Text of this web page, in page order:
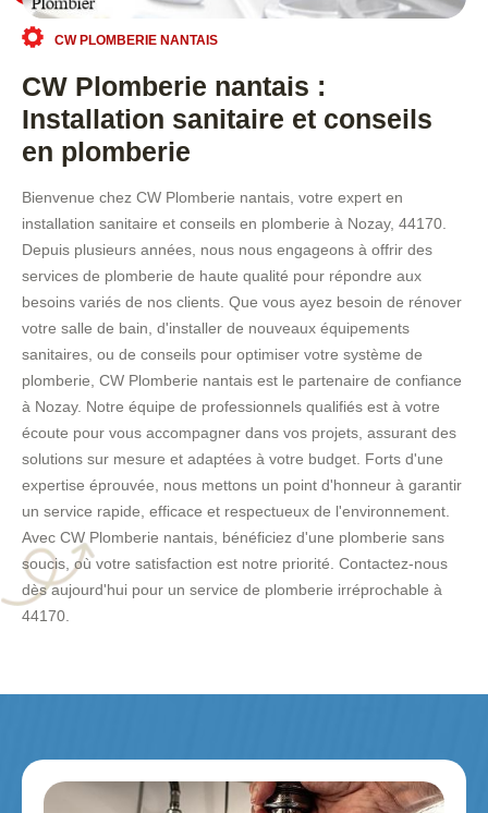
CW PLOMBERIE NANTAIS
CW Plomberie nantais :
Installation sanitaire et conseils
en plomberie
Bienvenue chez CW Plomberie nantais, votre expert en
installation sanitaire et conseils en plomberie à Nozay, 44170.
Depuis plusieurs années, nous nous engageons à offrir des
services de plomberie de haute qualité pour répondre aux
besoins variés de nos clients. Que vous ayez besoin de rénover
votre salle de bain, d'installer de nouveaux équipements
sanitaires, ou de conseils pour optimiser votre système de
plomberie, CW Plomberie nantais est le partenaire de confiance
à Nozay. Notre équipe de professionnels qualifiés est à votre
écoute pour vous accompagner dans vos projets, assurant des
solutions sur mesure et adaptées à votre budget. Forts d'une
expertise éprouvée, nous mettons un point d'honneur à garantir
un service rapide, efficace et respectueux de l'environnement.
Avec CW Plomberie nantais, bénéficiez d'une plomberie sans
soucis, où votre satisfaction est notre priorité. Contactez-nous
dès aujourd'hui pour un service de plomberie irréprochable à
44170.